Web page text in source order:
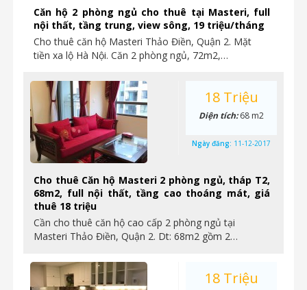
Căn hộ 2 phòng ngủ cho thuê tại Masteri, full
nội thất, tầng trung, view sông, 19 triệu/tháng
Cho thuê căn hộ Masteri Thảo Điền, Quận 2. Mặt
tiền xa lộ Hà Nội. Căn 2 phòng ngủ, 72m2,…
Cho thuê Căn hộ Masteri 2 phòng ngủ, tháp T2,
68m2, full nội thất, tầng cao thoáng mát, giá
thuê 18 triệu
Cần cho thuê căn hộ cao cấp 2 phòng ngủ tại
Masteri Thảo Điền, Quận 2. Dt: 68m2 gồm 2…
18 Triệu
Diện tích:68 m2
Ngày đăng: 11-12-2017
18 Triệu